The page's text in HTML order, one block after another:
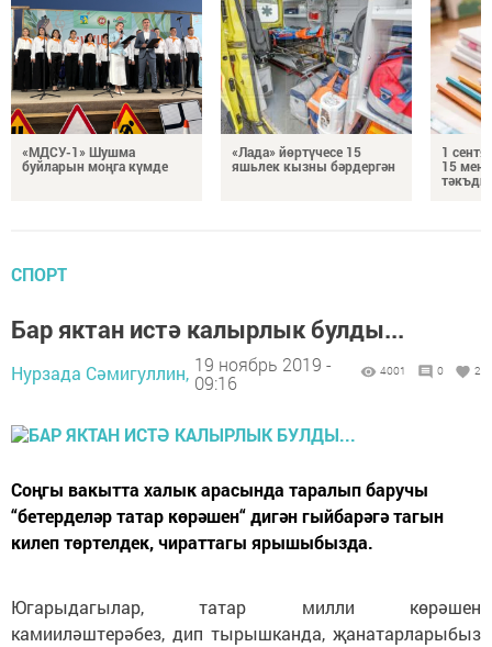
«МДСУ-1» Шушма
буйларын моңга күмде
«Лада» йөртүчесе 15
яшьлек кызны бәрдергән
1
15 мең
СПОРТ
Бар яктан истә калырлык булды...
Нурзада Сәмигуллин, 19 ноябрь 2019 -
09:16
4001 0 2
Соңгы вакытта халык арасында таралып баручы
“бетерделәр татар көрәшен“ дигән гыйбарәгә тагын
килеп төртелдек, чираттагы ярышыбызда.
Югарыдагылар, татар милли көрәшен
камииләштерәбез, дип тырышканда, җанатарларыбыз